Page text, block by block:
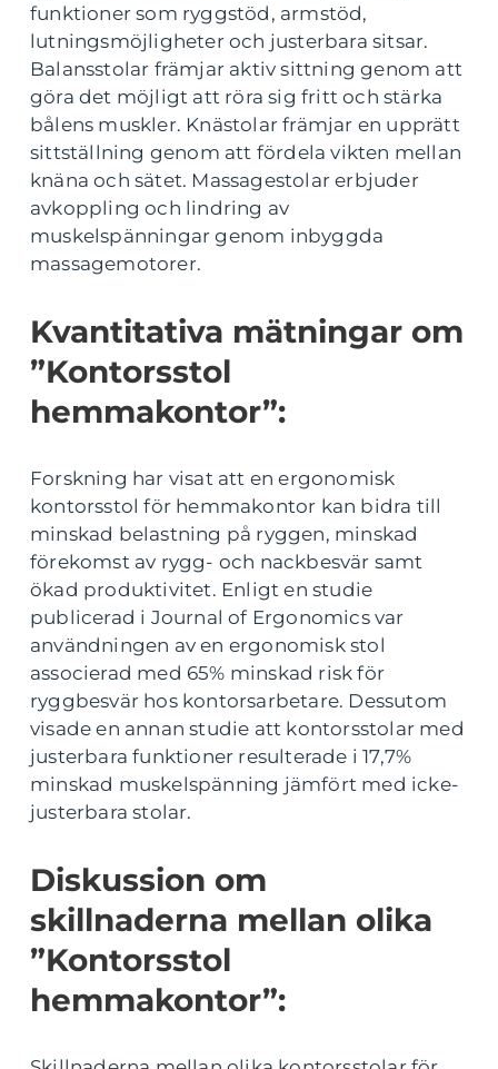
funktioner som ryggstöd, armstöd,
lutningsmöjligheter och justerbara sitsar.
Balansstolar främjar aktiv sittning genom att
göra det möjligt att röra sig fritt och stärka
bålens muskler. Knästolar främjar en upprätt
sittställning genom att fördela vikten mellan
knäna och sätet. Massagestolar erbjuder
avkoppling och lindring av
muskelspänningar genom inbyggda
massagemotorer.
Kvantitativa mätningar om
”Kontorsstol
hemmakontor”:
Forskning har visat att en ergonomisk
kontorsstol för hemmakontor kan bidra till
minskad belastning på ryggen, minskad
förekomst av rygg- och nackbesvär samt
ökad produktivitet. Enligt en studie
publicerad i Journal of Ergonomics var
användningen av en ergonomisk stol
associerad med 65% minskad risk för
ryggbesvär hos kontorsarbetare. Dessutom
visade en annan studie att kontorsstolar med
justerbara funktioner resulterade i 17,7%
minskad muskelspänning jämfört med icke-
justerbara stolar.
Diskussion om
skillnaderna mellan olika
”Kontorsstol
hemmakontor”: